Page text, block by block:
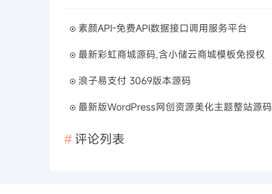
素颜API-免费API数据接口调用服务平台
最新彩虹商城源码,含小储云商城模板免授权
浪子易支付 3069版本源码
最新版WordPress网创资源美化主题整站源码
评论列表